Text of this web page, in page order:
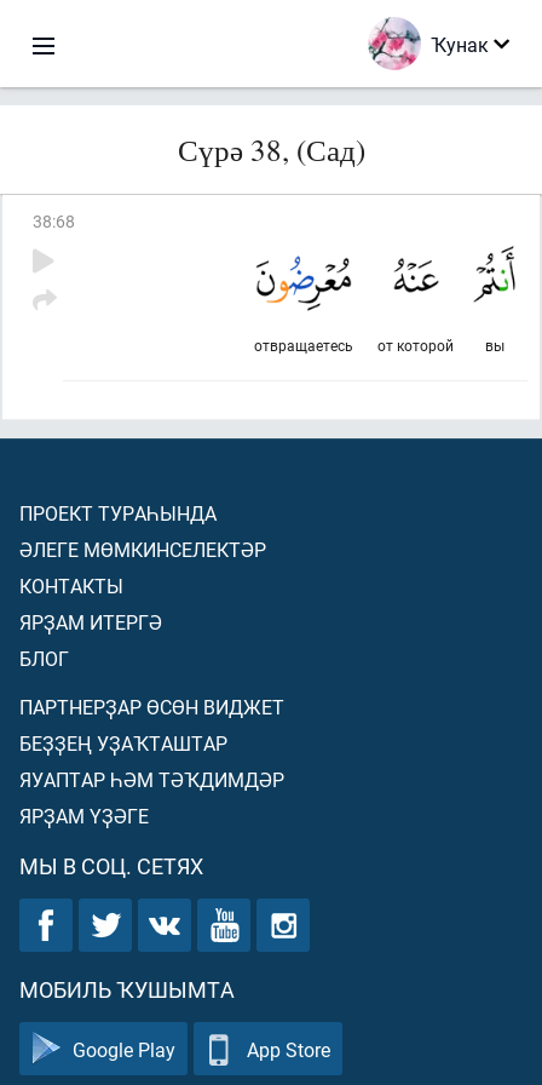
Ҡунак
Сүрә 38, (Сад)
38:68
вы
от которой
отвращаетесь
ПРОЕКТ ТУРАҺЫНДА
ӘЛЕГЕ МӨМКИНСЕЛЕКТӘР
КОНТАКТЫ
ЯРҘАМ ИТЕРГӘ
БЛОГ
ПАРТНЕРҘАР ӨСӨН ВИДЖЕТ
БЕҘҘЕҢ УҘАҠТАШТАР
ЯУАПТАР ҺӘМ ТӘҠДИМДӘР
ЯРҘАМ ҮҘӘГЕ
МЫ В СОЦ. СЕТЯХ
МОБИЛЬ ҠУШЫМТА
Google Play App Store